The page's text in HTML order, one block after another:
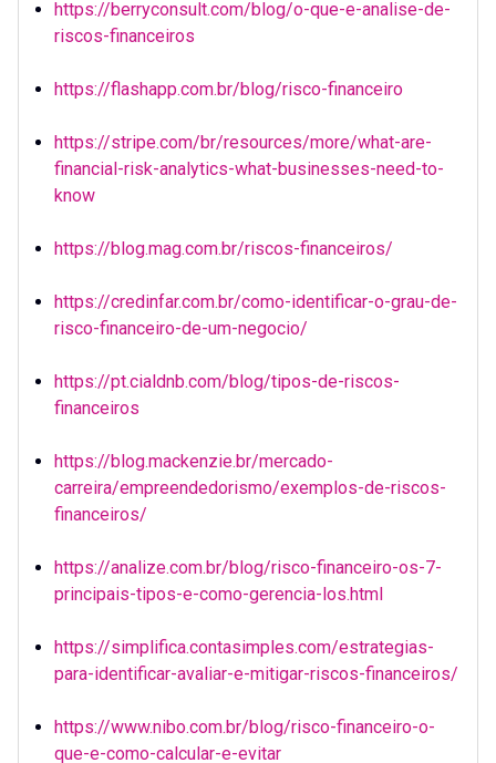
https://berryconsult.com/blog/o-que-e-analise-de-
riscos-financeiros
https://flashapp.com.br/blog/risco-financeiro
https://stripe.com/br/resources/more/what-are-
financial-risk-analytics-what-businesses-need-to-
know
https://blog.mag.com.br/riscos-financeiros/
https://credinfar.com.br/como-identificar-o-grau-de-
risco-financeiro-de-um-negocio/
https://pt.cialdnb.com/blog/tipos-de-riscos-
financeiros
https://blog.mackenzie.br/mercado-
carreira/empreendedorismo/exemplos-de-riscos-
financeiros/
https://analize.com.br/blog/risco-financeiro-os-7-
principais-tipos-e-como-gerencia-los.html
https://simplifica.contasimples.com/estrategias-
para-identificar-avaliar-e-mitigar-riscos-financeiros/
https://www.nibo.com.br/blog/risco-financeiro-o-
que-e-como-calcular-e-evitar